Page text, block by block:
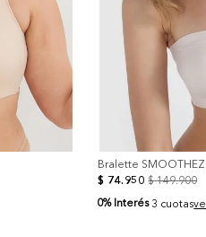
Bralette
$ 74. 950 $ 149.900
0% Interés 3 cuotas